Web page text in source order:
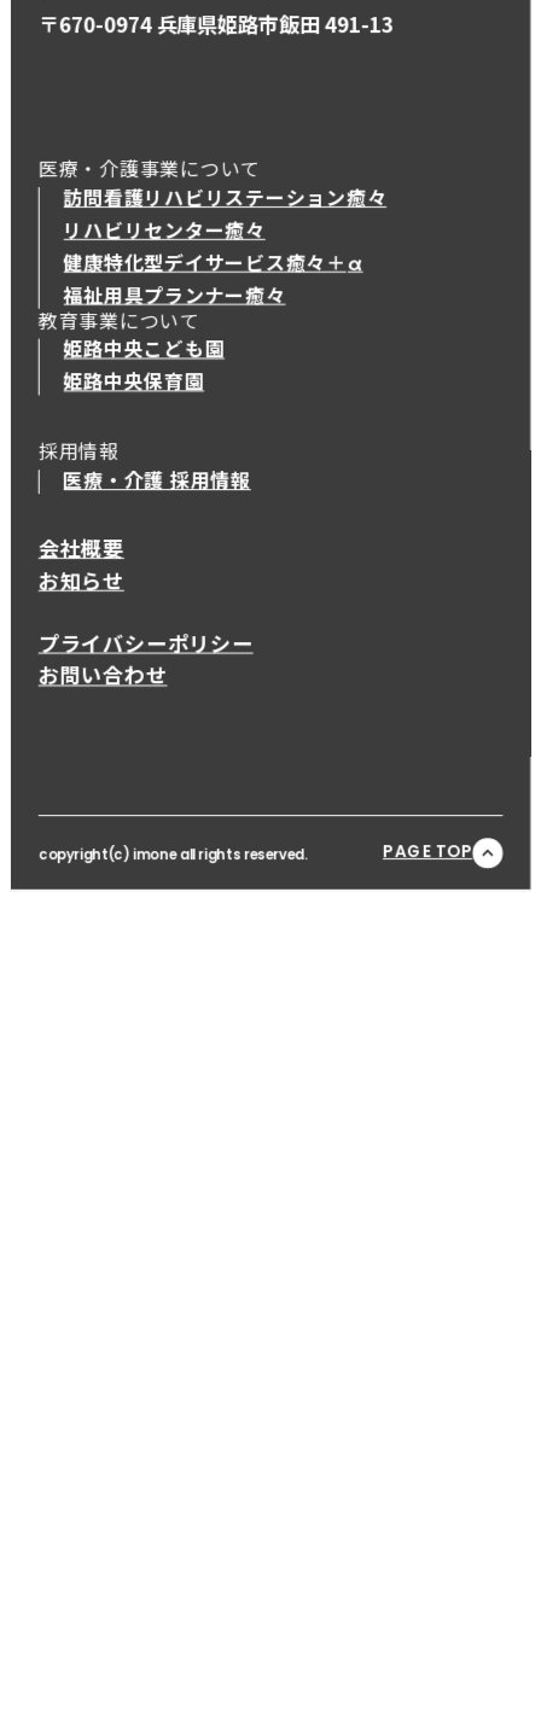
〒670-0974 兵庫県姫路市飯田 491-13
医療・介護事業について
訪問看護リハビリステーション癒々
リハビリセンター癒々
健康特化型デイサービス癒々＋α
健康特化型デイサービス癒々＋
福祉用具プランナー癒々
教育事業について
姫路中央こども園
姫路中央保育園
採用情報
医療・介護 採用情報
会社概要
お知らせ
プライバシーポリシー
お問い合わせ
copyright(c) imone all rights reserved. PAGE TOP